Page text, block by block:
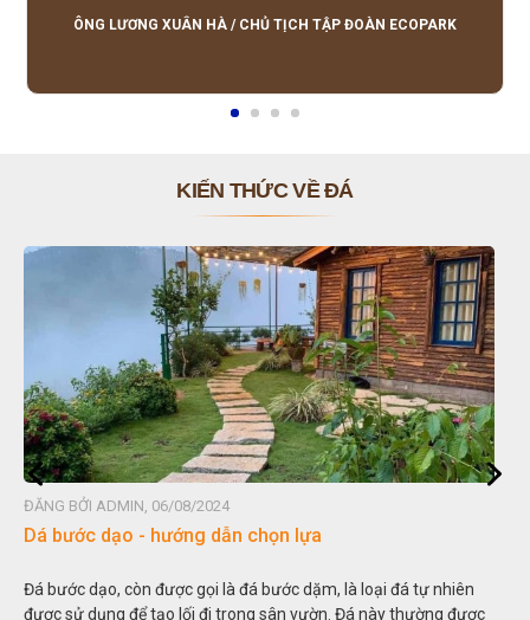
lượng tốt, giá hợp lý, hỗ trợ tận tình.
ÔNG LƯƠNG XUÂN HÀ / CHỦ TỊCH TẬP ĐOÀN ECOPARK
KIẾN THỨC VỀ ĐÁ
ĐĂNG BỞI ADMIN, 06/08/2024
Đá non bộ - cách lựa chọn non bộ đẹp
Hòn non bộ được biết đến là một nghệ thuật xây dựng, sắp đặt,
thu nhỏ, đưa mô hình những ngọn núi to lớn ngoài tự nhiên vào